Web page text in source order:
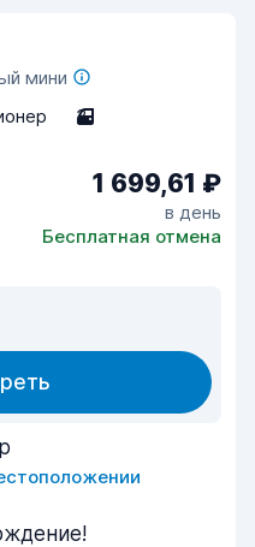
мини
3
1 699,61 ₽
в день
Бесплатная отмена